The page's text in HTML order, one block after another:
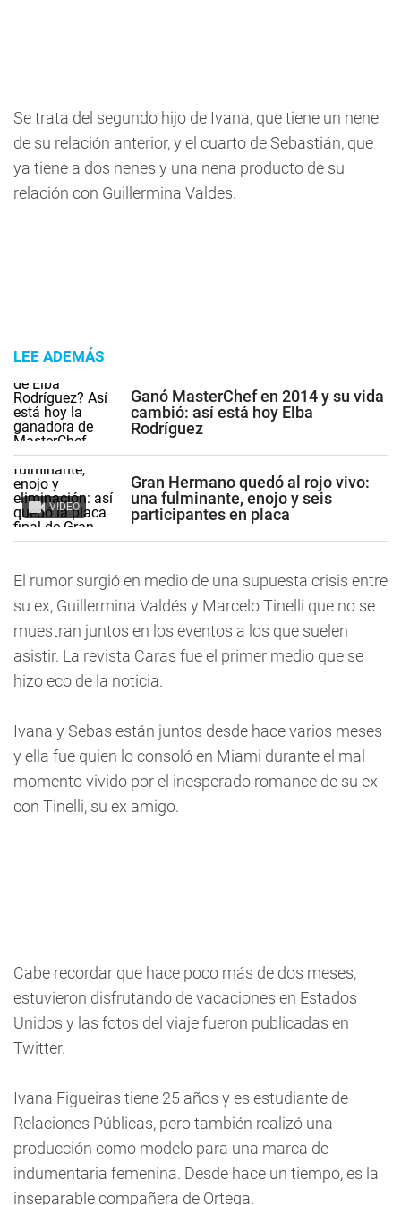
Se trata del segundo hijo de Ivana, que tiene un nene
de su relación anterior, y el cuarto de Sebastián, que
ya tiene a dos nenes y una nena producto de su
relación con Guillermina Valdes.
LEE ADEMÁS
Ganó MasterChef en 2014 y su vida
cambió: así está hoy Elba
Rodríguez
VIDEO
Gran Hermano quedó al rojo vivo:
una fulminante, enojo y seis
participantes en placa
El rumor surgió en medio de una supuesta crisis entre
su ex, Guillermina Valdés y Marcelo Tinelli que no se
muestran juntos en los eventos a los que suelen
asistir. La revista Caras fue el primer medio que se
hizo eco de la noticia.
Ivana y Sebas están juntos desde hace varios meses
y ella fue quien lo consoló en Miami durante el mal
momento vivido por el inesperado romance de su ex
con Tinelli, su ex amigo.
Cabe recordar que hace poco más de dos meses,
estuvieron disfrutando de vacaciones en Estados
Unidos y las fotos del viaje fueron publicadas en
Twitter.
Ivana Figueiras tiene 25 años y es estudiante de
Relaciones Públicas, pero también realizó una
producción como modelo para una marca de
indumentaria femenina. Desde hace un tiempo, es la
inseparable compañera de Ortega.